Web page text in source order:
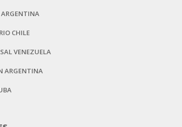
ARGENTINA
CHILE
VENEZUELA
ARGENTINA